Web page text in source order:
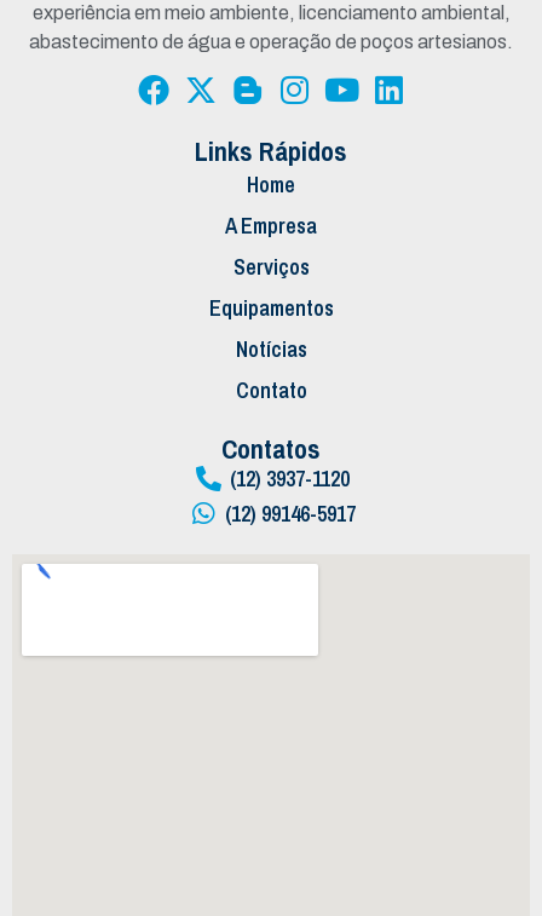
experiência em meio ambiente, licenciamento ambiental,
abastecimento de água e operação de poços artesianos.
Links Rápidos
Home
A Empresa
Serviços
Equipamentos
Notícias
Contato
Contatos
(12) 3937-1120
(12) 99146-5917